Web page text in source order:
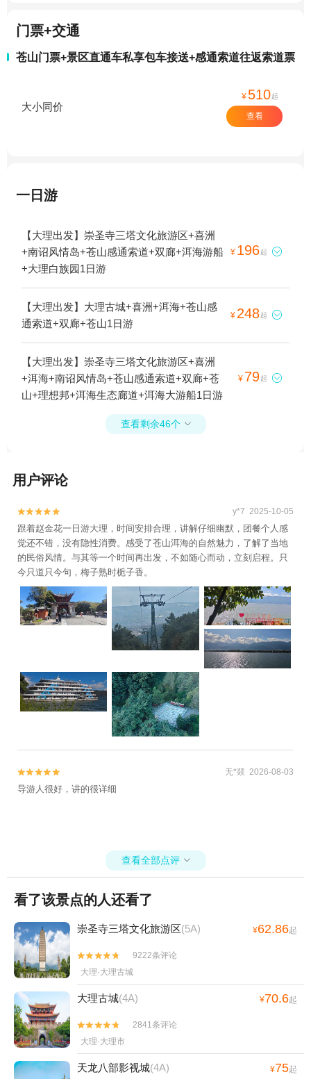
门票+交通
苍山门票+景区直通车私享包车接送+感通索道往返索道票
大小同价
¥ 510起
查看
一日游
【大理出发】崇圣寺三塔文化旅游区+喜洲
+南诏风情岛+苍山感通索道+双廊+洱海游船
+大理白族园1日游
¥ 196起 
【大理出发】大理古城+喜洲+洱海+苍山感
通索道+双廊+苍山1日游
¥ 248起 
【大理出发】崇圣寺三塔文化旅游区+喜洲
+洱海+南诏风情岛+苍山感通索道+双廊+苍
山+理想邦+洱海生态廊道+洱海大游船1日游
¥ 79起 
查看剩余46个 
用户评论

 y*7 2025-10-05
跟着赵金花一日游大理，时间安排合理，讲解仔细幽默，团餐个人感
觉还不错，没有隐性消费。感受了苍山洱海的自然魅力，了解了当地
的民俗风情。与其等一个时间再出发，不如随心而动，立刻启程。只
今只道只今句，梅子熟时栀子香。

 无*燚 2026-08-03
导游人很好，讲的很详细
查看全部点评 
看了该景点的人还看了
崇圣寺三塔文化旅游区(5A) ¥62.86起


9222条评论
大理·大理古城
大理古城(4A) ¥70.6起


2841条评论
大理·大理市
天龙八部影视城(4A) ¥75起